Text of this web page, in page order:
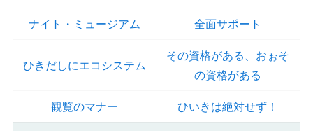
ナイト・ミュージアム 全面サポート
ひきだしにエコシステム
その資格がある、おぉそ
の資格がある
観覧のマナー ひいきは絶対せず！